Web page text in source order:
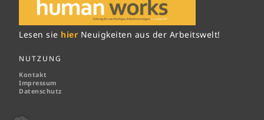
Lesen sie hier Neuigkeiten aus der Arbeitswelt!
NUTZUNG
Kontakt
Impressum
Datenschutz